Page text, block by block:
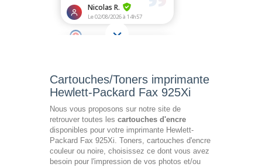
Cartouches/Toners imprimante
Hewlett-Packard Fax 925Xi
Nous vous proposons sur notre site de
retrouver toutes les cartouches d'encre
disponibles pour votre imprimante Hewlett-
Packard Fax 925Xi. Toners, cartouches d'encre
couleur ou noire, choisissez ce dont vous avez
besoin pour l'impression de vos photos et/ou